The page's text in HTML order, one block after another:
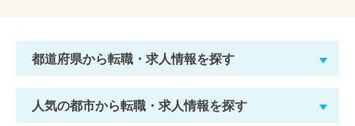
都道府県から転職・求人情報を探す
人気の都市から転職・求人情報を探す